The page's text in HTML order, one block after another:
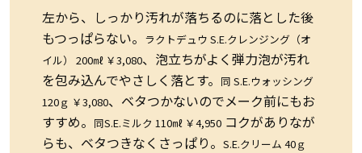
左から、しっかり汚れが落ちるのに落とした後
もつっぱらない。 ラクトデュウ S.E.クレンジング（オ
イル） 200㎖ ￥3,080、泡立ちがよく弾力泡が汚れ
を包み込んでやさしく落とす。 同 S.E.ウォッシング
120ｇ ￥3,080、ベタつかないのでメーク前にもお
すすめ。 同S.E.ミルク 110㎖ ￥4,950コクがありなが
らも、ベタつきなくさっぱり。 S.E.クリーム 40ｇ